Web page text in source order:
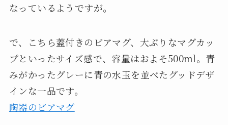
なっているようですが。
で、こちら蓋付きのビアマグ、大ぶりなマグカッ
プといったサイズ感で、容量はおよそ500ml。青
みがかったグレーに青の水玉を並べたグッドデザ
インな一品です。
陶器のビアマグ